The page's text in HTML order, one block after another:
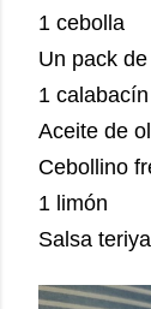
1 cebolla
Un pack
1 calabacín
Aceite de
Cebollino
1 limón
Salsa